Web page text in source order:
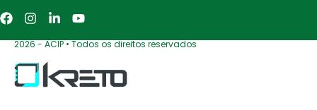
2026 - ACIP • Todos os direitos reservados